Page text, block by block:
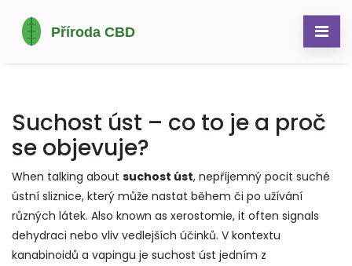
Suchost úst – co to je a proč
se objevuje?
When talking about suchost úst, nepříjemný pocit suché
ústní sliznice, který může nastat během či po užívání
různých látek. Also known as xerostomie, it often signals
dehydraci nebo vliv vedlejších účinků. V kontextu
kanabinoidů a vapingu je suchost úst jedním z